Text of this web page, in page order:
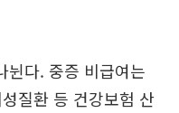
뉜다. 중증 비급여는
질환 등 건강보험 산